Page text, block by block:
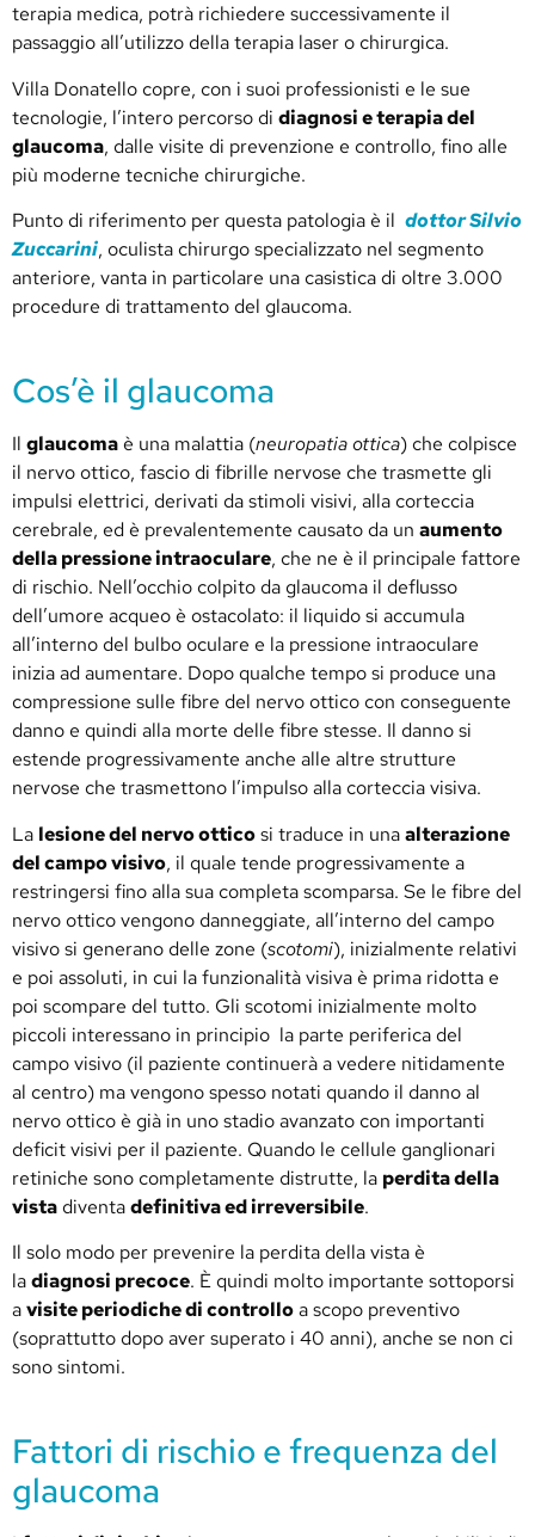
terapia medica, potrà richiedere successivamente il
passaggio all’utilizzo della terapia laser o chirurgica.
Villa Donatello copre, con i suoi professionisti e le sue
tecnologie, l’intero percorso di diagnosi e terapia del
glaucoma, dalle visite di prevenzione e controllo, fino alle
più moderne tecniche chirurgiche.
Punto di riferimento per questa patologia è il dottor Silvio
Zuccarini, oculista chirurgo specializzato nel segmento
anteriore, vanta in particolare una casistica di oltre 3.000
procedure di trattamento del glaucoma.
Cos’è il glaucoma
Il glaucomaè una malattia (neuropatia ottica) che colpisce
il nervo ottico, fascio di fibrille nervose che trasmette gli
impulsi elettrici, derivati da stimoli visivi, alla corteccia
cerebrale, ed è prevalentemente causato da un aumento
della pressione intraoculare, che ne è il principale fattore
di rischio. Nell’occhio colpito da glaucoma il deflusso
dell’umore acqueo è ostacolato: il liquido si accumula
all’interno del bulbo oculare e la pressione intraoculare
inizia ad aumentare. Dopo qualche tempo si produce una
compressione sulle fibre del nervo ottico con conseguente
danno e quindi alla morte delle fibre stesse. Il danno si
estende progressivamente anche alle altre strutture
nervose che trasmettono l’impulso alla corteccia visiva.
La lesione del nervo otticosi traduce in unaalterazione
del campo visivo, il quale tende progressivamente a
restringersi fino alla sua completa scomparsa. Se le fibre del
nervo ottico vengono danneggiate, all’interno del campo
visivo si generano delle zone (scotomi), inizialmente relativi
e poi assoluti, in cui la funzionalità visiva è prima ridotta e
poi scompare del tutto. Gli scotomi inizialmente molto
piccoli interessano in principio la parte periferica del
campo visivo (il paziente continuerà a vedere nitidamente
al centro) ma vengono spesso notati quando il danno al
nervo ottico è già in uno stadio avanzato con importanti
deficit visivi per il paziente. Quando le cellule ganglionari
retiniche sono completamente distrutte, la perdita della
vistadiventadefinitiva ed irreversibile.
Il solo modo per prevenire la perdita della vista è
ladiagnosi precoce. È quindi molto importante sottoporsi
avisite periodiche di controlloa scopo preventivo
(soprattutto dopo aver superato i 40 anni), anche se non ci
sono sintomi.
Fattori di rischio e frequenza del
glaucoma